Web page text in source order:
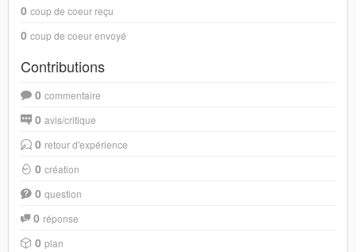
0 coup de coeur reçu
0 coup de coeur envoyé
Contributions
0 commentaire
0 avis/critique
0 retour d'expérience
0 création
0 question
0 réponse
0 plan